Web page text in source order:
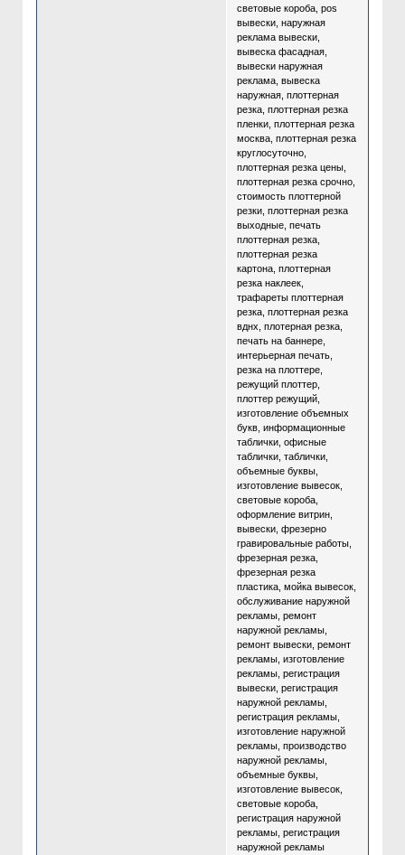
световые короба, pos
вывески, наружная
реклама вывески,
вывеска фасадная,
вывески наружная
реклама, вывеска
наружная, плоттерная
резка, плоттерная резка
пленки, плоттерная резка
москва, плоттерная резка
круглосуточно,
плоттерная резка цены,
плоттерная резка срочно,
стоимость плоттерной
резки, плоттерная резка
выходные, печать
плоттерная резка,
плоттерная резка
картона, плоттерная
резка наклеек,
трафареты плоттерная
резка, плоттерная резка
вднх, плотерная резка,
печать на баннере,
интерьерная печать,
резка на плоттере,
режущий плоттер,
плоттер режущий,
изготовление объемных
букв, информационные
таблички, офисные
таблички, таблички,
объемные буквы,
изготовление вывесок,
световые короба,
оформление витрин,
вывески, фрезерно
гравировальные работы,
фрезерная резка,
фрезерная резка
пластика, мойка вывесок,
обслуживание наружной
рекламы, ремонт
наружной рекламы,
ремонт вывески, ремонт
рекламы, изготовление
рекламы, регистрация
вывески, регистрация
наружной рекламы,
регистрация рекламы,
изготовление наружной
рекламы, производство
наружной рекламы,
объемные буквы,
изготовление вывесок,
световые короба,
регистрация наружной
рекламы, регистрация
наружной рекламы